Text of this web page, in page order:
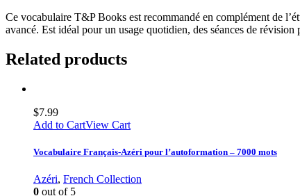
Ce vocabulaire T&P Books est recommandé en complément de
avancé. Est idéal pour un usage quotidien, des séances de révision
Related products
$7.99
Add to CartView Cart
Vocabulaire Français-Azéri pour l’autoformation – 7000 mots
Azéri, French Collection
0 out of 5